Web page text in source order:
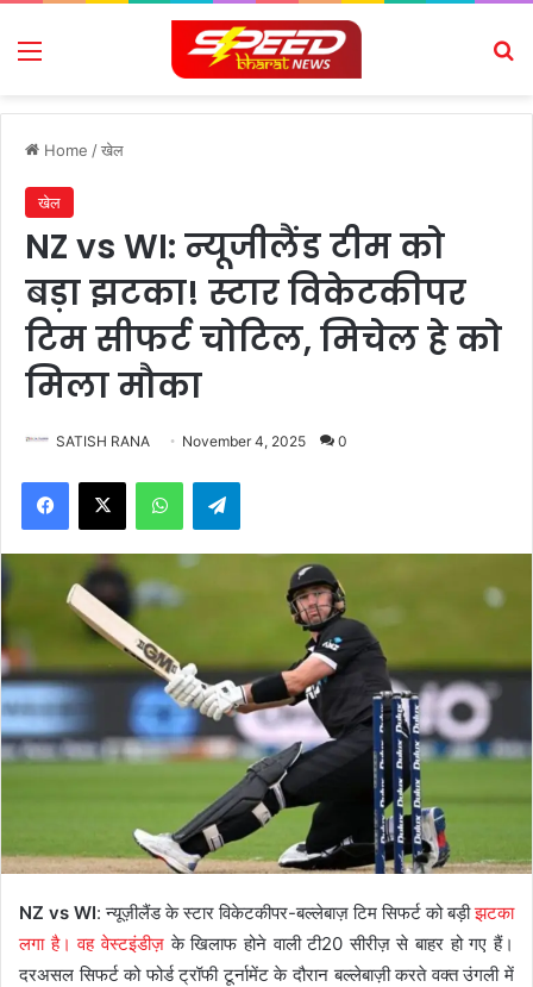
Menu
Home /खेल
खेल
NZ vs WI: न्यूजीलैंड टीम को
बड़ा झटका! स्टार विकेटकीपर
टिम सीफर्ट चोटिल, मिचेल हे को
मिला मौका
SATISH RANA November 4, 2025 0
Facebook
X WhatsAppTelegram
NZ vs WI: न्यूज़ीलैंड के स्टार विकेटकीपर-बल्लेबाज़ टिम सिफर्ट को बड़ीझटका
लगा है। वह वेस्टइंडीज़के खिलाफ होने वाली टी20 सीरीज़ से बाहर हो गए हैं।
दरअसल सिफर्ट को फोर्ड ट्रॉफी टूर्नामेंट के दौरान बल्लेबाज़ी करते वक्त उंगली में